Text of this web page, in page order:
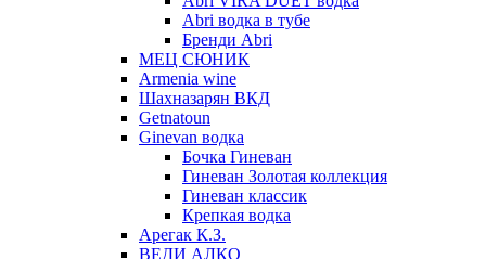
Abri водка в тубе
Бренди Abri
МЕЦ СЮНИК
Armenia wine
Шахназарян ВКД
Getnatoun
Ginevan водка
Бочка Гиневан
Гиневан Золотая коллекция
Гиневан классик
Крепкая водка
Арегак К.З.
ВЕДИ АЛКО